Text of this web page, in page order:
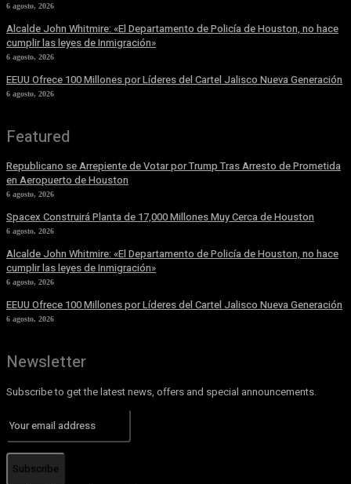
6 agosto, 2026
Alcalde John Whitmire: «El Departamento de Policía de Houston, no hace
cumplir las leyes de Inmigración»
6 agosto, 2026
EEUU Ofrece 100 Millones por Líderes del Cartel Jalisco Nueva Generación
6 agosto, 2026
Featured
Republicano se Arrepiente de Votar por Trump Tras Arresto de Prometida
en Aeropuerto de Houston
6 agosto, 2026
Spacex Construirá Planta de 17,000 Millones Muy Cerca de Houston
6 agosto, 2026
Alcalde John Whitmire: «El Departamento de Policía de Houston, no hace
cumplir las leyes de Inmigración»
6 agosto, 2026
EEUU Ofrece 100 Millones por Líderes del Cartel Jalisco Nueva Generación
6 agosto, 2026
Newsletter
Subscribe to get the latest news, offers and special announcements.
Subscribe